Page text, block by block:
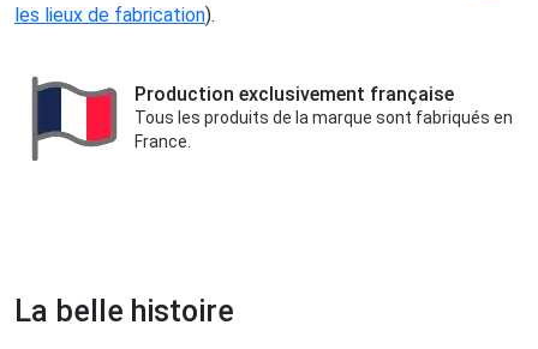
les lieux de fabrication).
Production exclusivement française
Tous les produits de la marque sont fabriqués en
France.
La belle histoire